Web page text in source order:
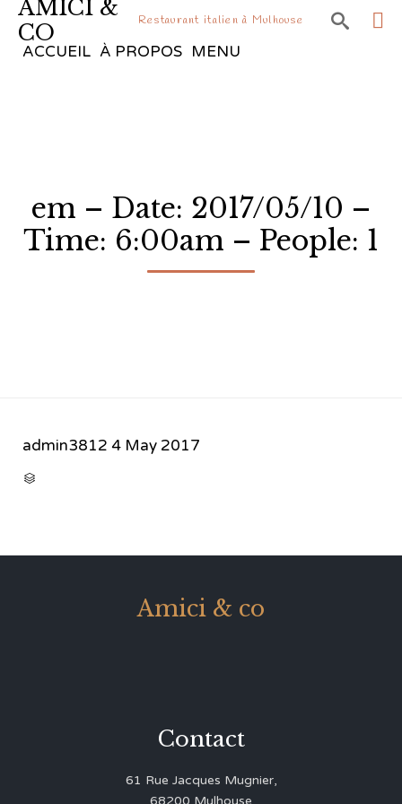
AMICI &
CO
Restaurant italien à Mulhouse 
ACCUEIL À PROPOS MENU
em – Date: 2017/05/10 –
Time: 6:00am – People: 1
admin3812 4 May 2017

Amici & co
Contact
61 Rue Jacques Mugnier,